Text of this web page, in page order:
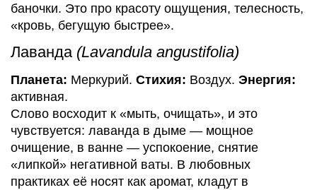
баночки. Это про красоту ощущения, телесность,
«кровь, бегущую быстрее».
Лаванда (Lavandula angustifolia)
Планета: Меркурий. Стихия: Воздух. Энергия:
активная.
Слово восходит к «мыть, очищать», и это
чувствуется: лаванда в дыме — мощное
очищение, в ванне — успокоение, снятие
«липкой» негативной ваты. В любовных
практиках её носят как аромат, кладут в